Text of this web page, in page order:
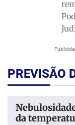
PREVISÃO
da